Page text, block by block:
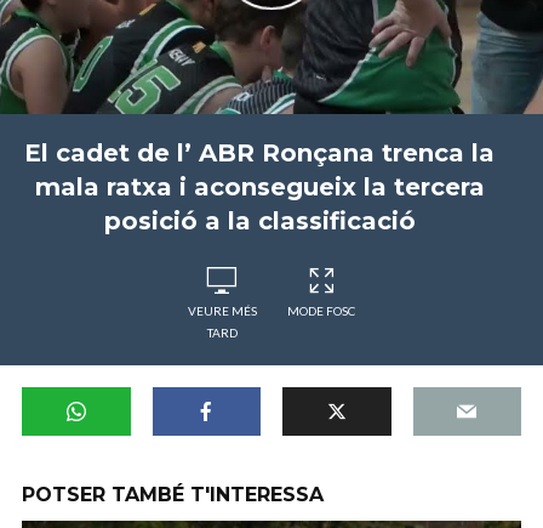
El cadet de l’ ABR Ronçana trenca la
mala ratxa i aconsegueix la tercera
posició a la classificació
VEURE MÉS
TARD
MODE FOSC
POTSER TAMBÉ T'INTERESSA